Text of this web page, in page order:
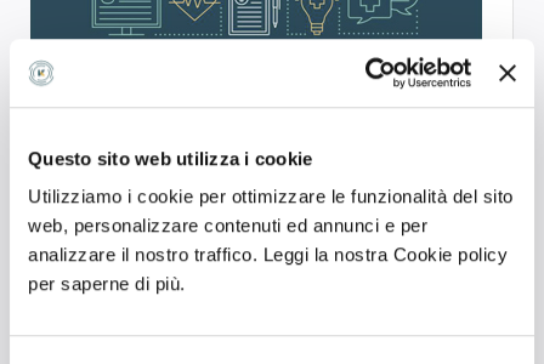
Questo sito web utilizza i cookie
Utilizziamo i cookie per ottimizzare le funzionalità del sito
web, personalizzare contenuti ed annunci e per
analizzare il nostro traffico. Leggi la nostra Cookie policy
per saperne di più.
CASA DI CURA VILLA VERDE
5.0 Centro diagnostico